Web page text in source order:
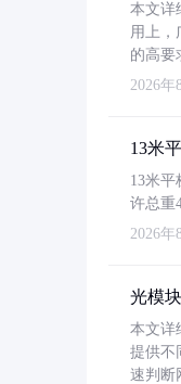
本文详
用上，
的高要
2026年
13米
13米平
许总重
2026年
光模
本文详
提供不
速判断